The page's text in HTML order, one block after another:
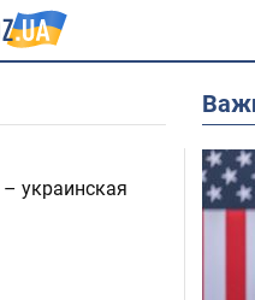
– украинская